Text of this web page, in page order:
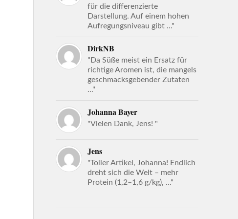
für die differenzierte
Darstellung. Auf einem hohen
Aufregungsniveau gibt ..."
DirkNB
"Da Süße meist ein Ersatz für
richtige Aromen ist, die mangels
geschmacksgebender Zutaten
..."
Johanna Bayer
"Vielen Dank, Jens! "
Jens
"Toller Artikel, Johanna! Endlich
dreht sich die Welt – mehr
Protein (1,2–1,6 g/kg), ..."